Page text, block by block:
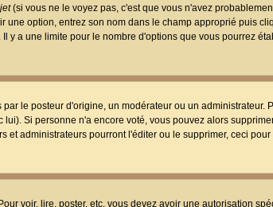
(si vous ne le voyez pas, c'est que vous n'avez
une option, entrez son nom dans le champ approprié puis
a une limite pour le nombre d'options que vous pourrez
le posteur d'origine, un modérateur ou un administrateur.
Si personne n'a encore voté, vous pouvez alors
administrateurs pourront l'éditer ou le supprimer, ceci
voir, lire, poster, etc. vous devez avoir une autorisation